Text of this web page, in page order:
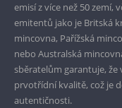
emisí z více než 50 zemí,
emitentů jako je Britská
mincovna, Pařížská
nebo Australská
sběratelům garantuje,
prvotřídní kvalitě, což je
autentičnosti.